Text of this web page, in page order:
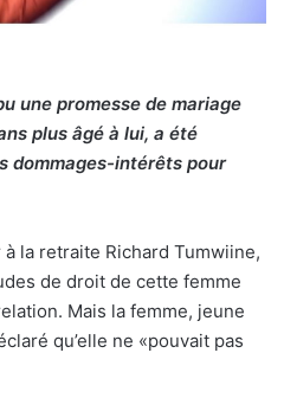
une promesse de mariage
plus âgé à lui, a été
dommages-intérêts pour
la retraite Richard Tumwiine,
de droit de cette femme
Mais la femme, jeune
qu’elle ne «pouvait pas